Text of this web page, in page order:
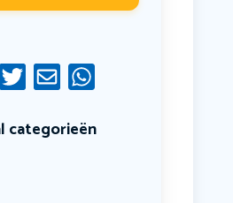
categorieën